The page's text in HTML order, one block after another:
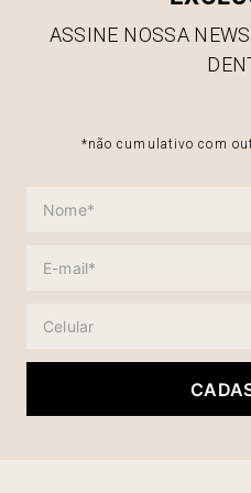
ASSINE NOSSA
*não cumulativo com